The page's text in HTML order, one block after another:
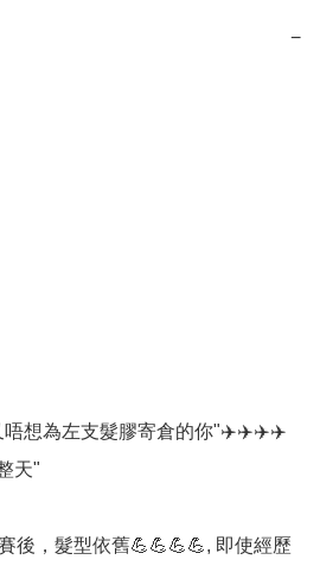
−
唔想為左支髮膠寄倉的你"✈️✈️✈️✈️
天"
後，髮型依舊💪💪💪💪, 即使經歷